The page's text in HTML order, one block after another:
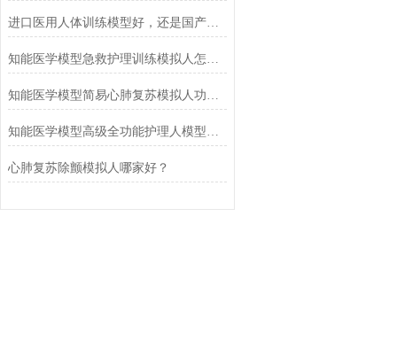
进口医用人体训练模型好，还是国产模型好?
知能医学模型急救护理训练模拟人怎么样？
知能医学模型简易心肺复苏模拟人功能解析
知能医学模型高级全功能护理人模型功能测试报告
心肺复苏除颤模拟人哪家好？